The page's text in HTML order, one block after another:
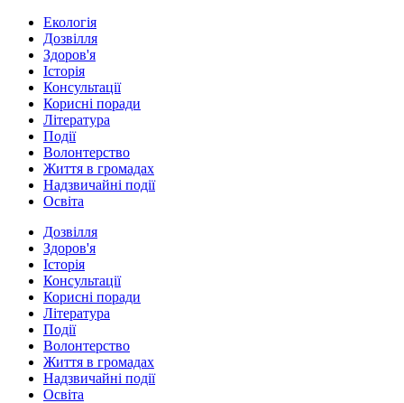
Екологія
Дозвілля
Здоров'я
Історія
Консультації
Корисні поради
Література
Події
Волонтерство
Життя в громадах
Надзвичайні події
Освіта
Дозвілля
Здоров'я
Історія
Консультації
Корисні поради
Література
Події
Волонтерство
Життя в громадах
Надзвичайні події
Освіта